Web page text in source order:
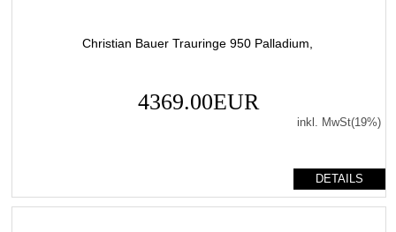
Christian Bauer Trauringe 950 Palladium,
4369.00EUR
inkl. MwSt(19%)
DETAILS